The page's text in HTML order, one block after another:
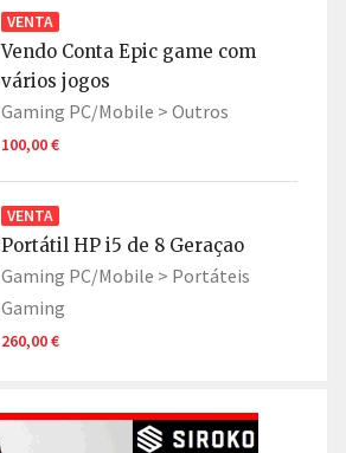
VENTA
Vendo Conta Epic game com
vários jogos
Gaming PC/Mobile > Outros
100,00 €
VENTA
Portátil HP i5 de 8 Geraçao
Gaming PC/Mobile > Portáteis
Gaming
260,00 €